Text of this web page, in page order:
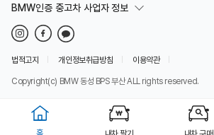
BMW인증 중고차 사업자 정보
법적고지 개인정보취급방침
이용약관
Copyright(c) BMW 동성 BPS 부산 ALL rights reserved.
홈